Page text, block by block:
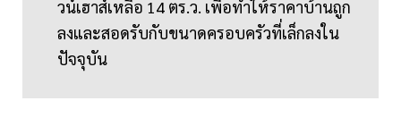
วน์เฮาส์เหลือ 14 ตร.ว. เพื่อทำให้ราคาบ้านถูก
ลงและสอดรับกับขนาดครอบครัวที่เล็กลงใน
ปัจจุบัน